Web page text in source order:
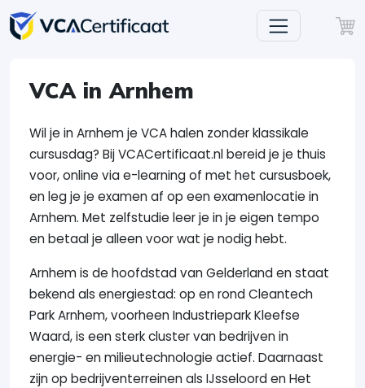
VCA in Arnhem
Wil je in Arnhem je VCA halen zonder klassikale
cursusdag? Bij VCACertificaat.nl bereid je je thuis
voor, online via e-learning of met het cursusboek,
en leg je je examen af op een examenlocatie in
Arnhem. Met zelfstudie leer je in je eigen tempo
en betaal je alleen voor wat je nodig hebt.
Arnhem is de hoofdstad van Gelderland en staat
bekend als energiestad: op en rond Cleantech
Park Arnhem, voorheen Industriepark Kleefse
Waard, is een sterk cluster van bedrijven in
energie- en milieutechnologie actief. Daarnaast
zijn op bedrijventerreinen als IJsseloord en Het